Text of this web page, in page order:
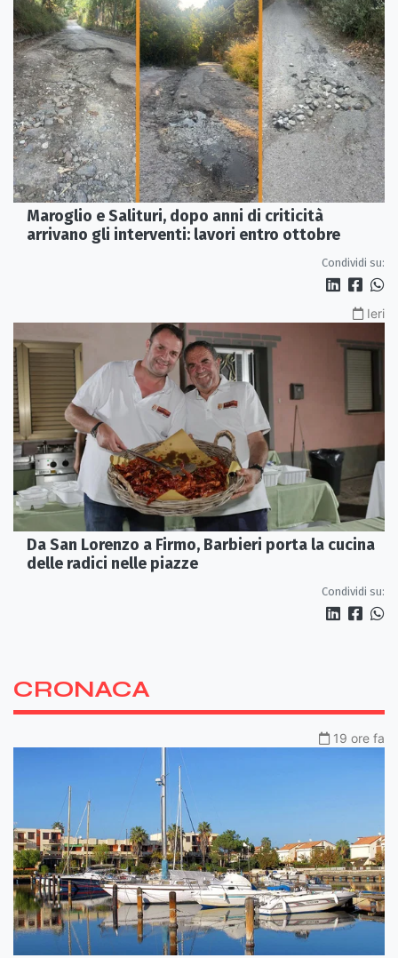
Maroglio e Salituri, dopo anni di criticità
arrivano gli interventi: lavori entro ottobre
Condividi su:
Ieri
Da San Lorenzo a Firmo, Barbieri porta la cucina
delle radici nelle piazze
Condividi su:
CRONACA
19 ore fa